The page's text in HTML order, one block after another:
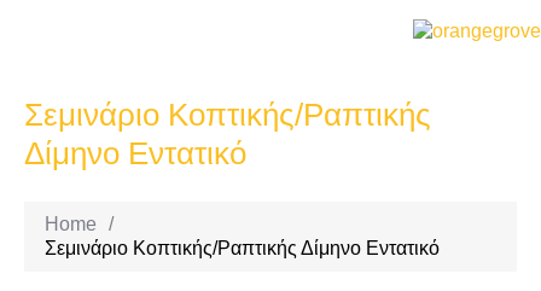
Σεμινάριο Κοπτικής/Ραπτικής
Δίμηνο Εντατικό
Home
/
Σεμινάριο Κοπτικής/Ραπτικής Δίμηνο Εντατικό